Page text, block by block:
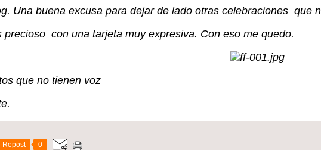
Una buena excusa para dejar de lado otras celebraciones que
con una tarjeta muy expresiva. Con eso me quedo.
que no tienen voz
Repost 0